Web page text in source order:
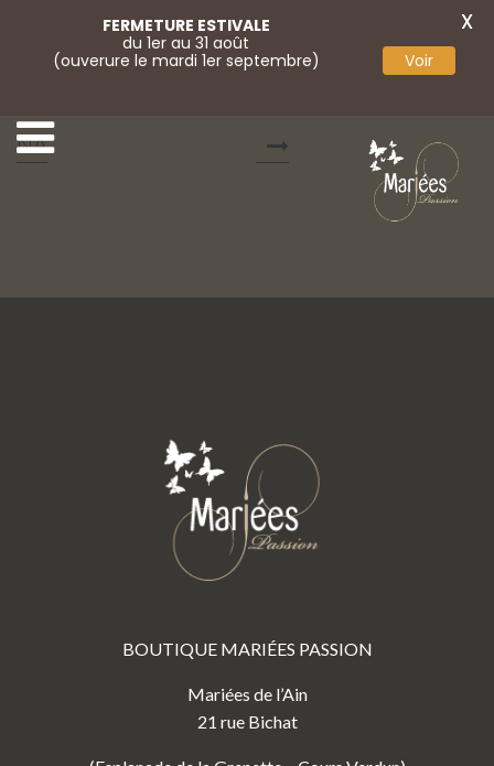
NA
BOUTIQUE MARIÉES PASSION
Mariées de l’Ain
21 rue Bichat
FERMETURE ESTIVALE
du 1er au 31 août
(ouverure le mardi 1er septembre)
Voir
X